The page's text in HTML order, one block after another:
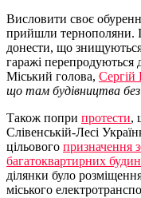
Висловити своє
прийшли тернополяни.
донести, що знищуються
гаражі перепродуються
Міський голова, Сергій
що там будівництва
Також попри протести,
Слівенській-Лесі
цільового призначення
багатоквартирних
ділянки було
міського